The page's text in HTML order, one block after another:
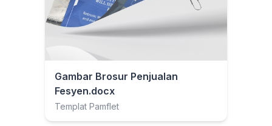
Gambar Brosur Penjualan
Fesyen.docx
Templat Pamflet